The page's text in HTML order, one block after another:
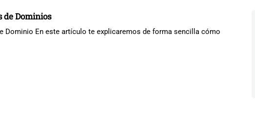
de Dominios
Dominio En este artículo te explicaremos de forma sencilla cómo